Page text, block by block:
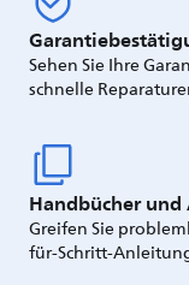
Sehen Sie Ihre
schnelle
Handbücher
Greifen Sie
für-Schritt-